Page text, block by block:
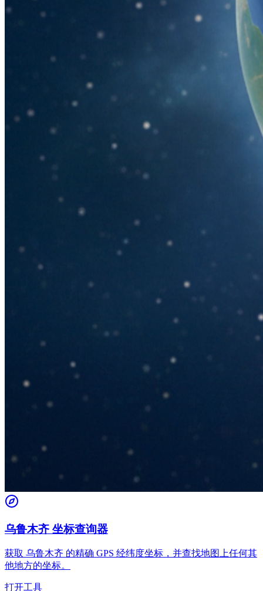
乌鲁木齐 坐标查询器
获取 乌鲁木齐 的精确 GPS 经纬度坐标，并查找地图上任何其
他地方的坐标。
打开工具